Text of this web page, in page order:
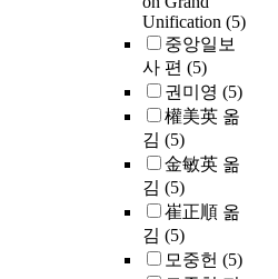
Unification (5)
중앙일보
사 편 (5)
권미영 (5)
權美英 옮
김 (5)
金敏英 옮
김 (5)
崔正順 옮
김 (5)
모중헌 (5)